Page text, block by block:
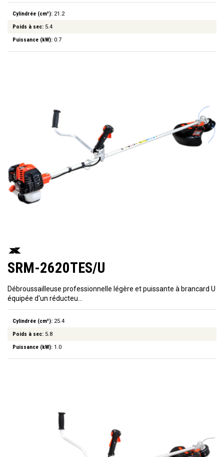
Cylindrée (cm³): 21.2
Poids à sec: 5.4
Puissance (kW): 0.7
SRM-2620TES/U
Débroussailleuse professionnelle légère et puissante à brancard U
équipée d'un réducteu…
Cylindrée (cm³): 25.4
Poids à sec: 5.8
Puissance (kW): 1.0